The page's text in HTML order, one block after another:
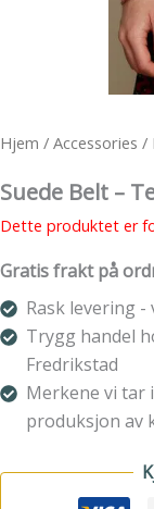
Hjem / Accessories /
Suede Belt –
Dette produktet er
Gratis frakt på
Rask levering -
Trygg handel
Fredrikstad
Merkene vi tar
produksjon av